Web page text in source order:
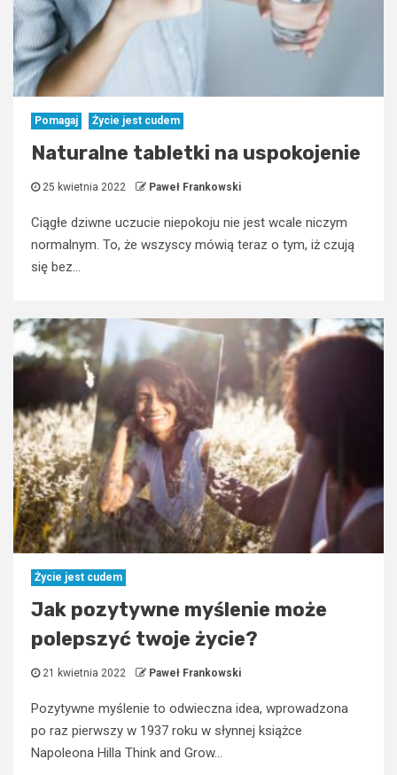
Pomagaj Życie jest cudem
Naturalne tabletki na uspokojenie
25 kwietnia 2022 Paweł Frankowski
Ciągłe dziwne uczucie niepokoju nie jest wcale niczym
normalnym. To, że wszyscy mówią teraz o tym, iż czują
się bez...
Życie jest cudem
Jak pozytywne myślenie może
polepszyć twoje życie?
21 kwietnia 2022 Paweł Frankowski
Pozytywne myślenie to odwieczna idea, wprowadzona
po raz pierwszy w 1937 roku w słynnej książce
Napoleona Hilla Think and Grow...